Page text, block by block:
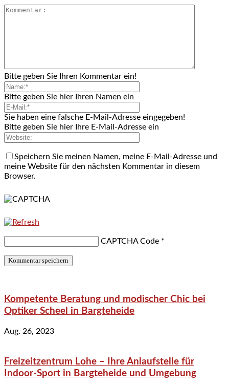
Bitte geben Sie Ihren Kommentar ein!
Bitte geben Sie hier Ihren Namen ein
Sie haben eine falsche E-Mail-Adresse eingegeben!
Bitte geben Sie hier Ihre E-Mail-Adresse ein
Speichern Sie meinen Namen, meine E-Mail-Adresse und
meine Website für den nächsten Kommentar in diesem
Browser.
CAPTCHA Code *
Kompetente Beratung und modischer Chic bei
Optiker Scheel in Bargteheide
Aug. 26, 2023
Freizeitzentrum Lohe – Ihre Anlaufstelle für
Indoor-Sport in Bargteheide und Umgebung